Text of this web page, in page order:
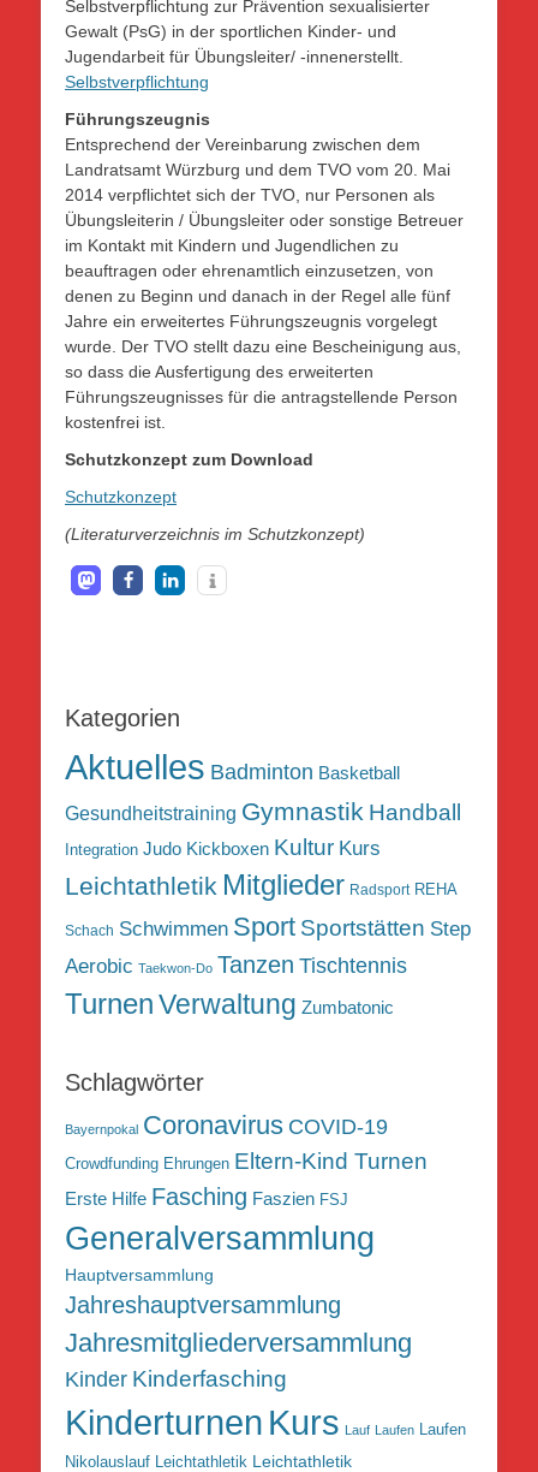
Selbstverpflichtung zur Prävention sexualisierter
Gewalt (PsG) in der sportlichen Kinder- und
Jugendarbeit für Übungsleiter/ -innenerstellt.
Selbstverpflichtung
Führungszeugnis
Entsprechend der Vereinbarung zwischen dem
Landratsamt Würzburg und dem TVO vom 20. Mai
2014 verpflichtet sich der TVO, nur Personen als
Übungsleiterin / Übungsleiter oder sonstige Betreuer
im Kontakt mit Kindern und Jugendlichen zu
beauftragen oder ehrenamtlich einzusetzen, von
denen zu Beginn und danach in der Regel alle fünf
Jahre ein erweitertes Führungszeugnis vorgelegt
wurde. Der TVO stellt dazu eine Bescheinigung aus,
so dass die Ausfertigung des erweiterten
Führungszeugnisses für die antragstellende Person
kostenfrei ist.
Schutzkonzept zum Download
Schutzkonzept
(Literaturverzeichnis im Schutzkonzept)
Kategorien
Aktuelles Badminton Basketball
Gesundheitstraining Gymnastik Handball
Integration Judo Kickboxen Kultur Kurs
Leichtathletik Mitglieder Radsport REHA
Schach Schwimmen Sport Sportstätten Step
Aerobic Taekwon-Do Tanzen Tischtennis
TurnenVerwaltung Zumbatonic
Schlagwörter
Bayernpokal Coronavirus COVID-19
Crowdfunding Ehrungen Eltern-Kind Turnen
Erste Hilfe Fasching Faszien FSJ
Generalversammlung
Hauptversammlung
Jahreshauptversammlung
Jahresmitgliederversammlung
Kinder Kinderfasching
Kinderturnen Kurs Lauf Laufen Laufen
Nikolauslauf Leichtathletik Leichtathletik